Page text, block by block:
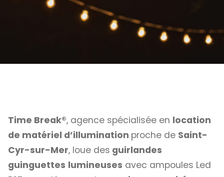
Time Break®, agence spécialisée en location
de matériel d’illumination proche de Saint-
Cyr-sur-Mer, loue des guirlandes
guinguettes lumineuses avec ampoules Led